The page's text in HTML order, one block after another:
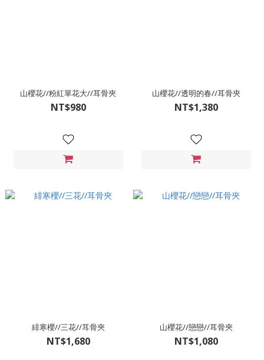
山櫻花//粉紅單花大//耳骨夾
NT$980
山櫻花//透明的春//耳骨夾
NT$1,380
緋寒櫻//三花//耳骨夾
NT$1,680
山櫻花//戀戀//耳骨夾
NT$1,080